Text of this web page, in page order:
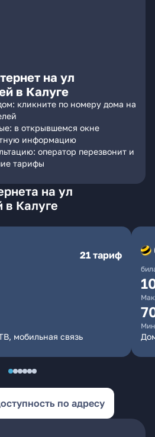
на ул
в Калуге
кликните по номеру дома на
в открывшемся окне
информацию
оператор перезвонит и
тарифы
на ул
в Калуге
21 тариф
мобильная связь
по адресу